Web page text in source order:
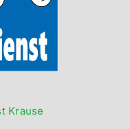
Krause